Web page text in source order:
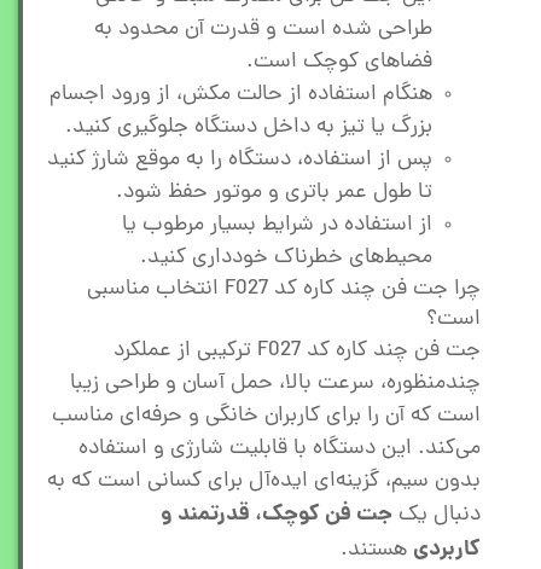
طراحی شده است و قدرت آن محدود به
فضاهای کوچک است.
هنگام استفاده از حالت مکش، از ورود اجسام
بزرگ یا تیز به داخل دستگاه جلوگیری کنید.
پس از استفاده، دستگاه را به موقع شارژ کنید
تا طول عمر باتری و موتور حفظ شود.
از استفاده در شرایط بسیار مرطوب یا
محیط‌های خطرناک خودداری کنید.
چرا جت فن چند کاره کد F027 انتخاب مناسبی
است؟
جت فن چند کاره کد F027 ترکیبی از عملکرد
چندمنظوره، سرعت بالا، حمل آسان و طراحی زیبا
است که آن را برای کاربران خانگی و حرفه‌ای مناسب
می‌کند. این دستگاه با قابلیت شارژی و استفاده
بدون سیم، گزینه‌ای ایده‌آل برای کسانی است که به
دنبال یک جت فن کوچک، قدرتمند و
کاربردی هستند.